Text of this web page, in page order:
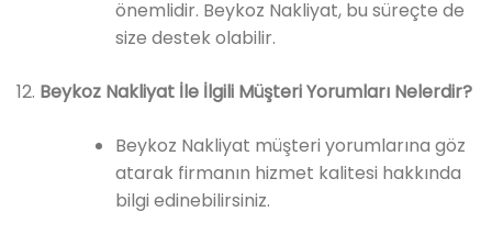
önemlidir. Beykoz Nakliyat, bu süreçte de
size destek olabilir.
Beykoz Nakliyat İle İlgili Müşteri Yorumları Nelerdir?
Beykoz Nakliyat müşteri yorumlarına göz
atarak firmanın hizmet kalitesi hakkında
bilgi edinebilirsiniz.